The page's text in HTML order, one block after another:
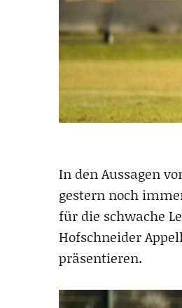
In den Aussagen
gestern noch
für die schwache
Hofschneider
präsentieren.